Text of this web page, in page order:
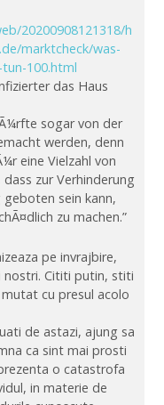
20200908121318/h
marktcheck/was-
100.html
das Haus
sogar von der
werden, denn
eine Vielzahl von
zur Verhinderung
sein kann,
zu machen.”
pe invrajbire,
nostri. Cititi putin, stiti
cu presul acolo
de astazi, ajung sa
ca sint mai prosti
o catastrofa
in materie de